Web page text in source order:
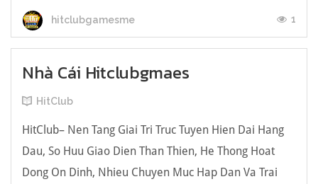
hitclubgamesme 1
Nhà Cái Hitclubgmaes
HitClub
HitClub– Nen Tang Giai Tri Truc Tuyen Hien Dai Hang
Dau, So Huu Giao Dien Than Thien, He Thong Hoat
Dong On Dinh, Nhieu Chuyen Muc Hap Dan Va Trai